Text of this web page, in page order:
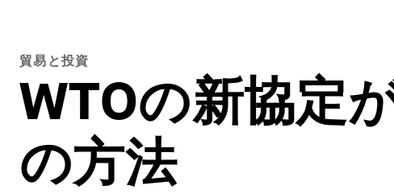
貿易と投資
WTOの新協定
の方法